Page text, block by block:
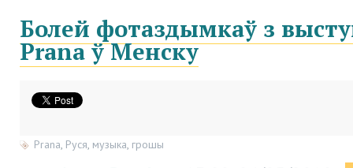
Болей фотаздымкаў з
Prana ў Менску
Prana Руся музыка грошы